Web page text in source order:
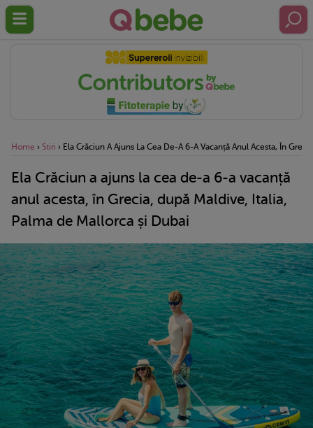
Home › Stiri › Ela Crăciun A Ajuns La Cea De-A 6-A Vacanță Anul Acesta, În
Ela Crăciun a ajuns la cea de-a 6-a vacanță
anul acesta, în Grecia, după Maldive, Italia,
Palma de Mallorca și Dubai